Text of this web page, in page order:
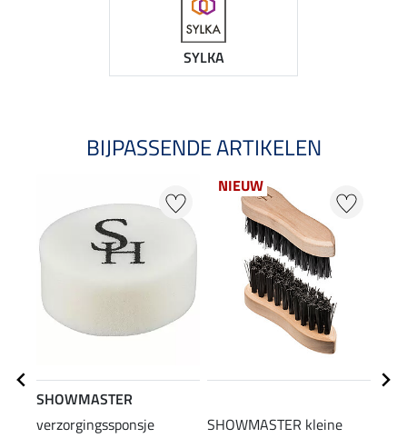
SYLKA
BIJPASSENDE ARTIKELEN
SHOWMASTER
verzorgingssponsje
NIEUW
SHOWMASTER kleine